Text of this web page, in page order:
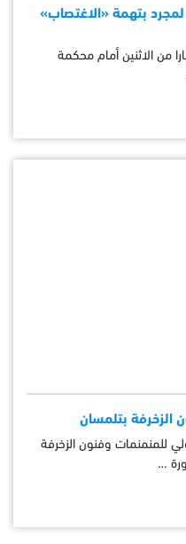
بتهمة «الاغتصاب»
من الاثنين أمام محكمة
الزخرفة بتلمسان
للمنمنمات وفنون الزخرفة
…